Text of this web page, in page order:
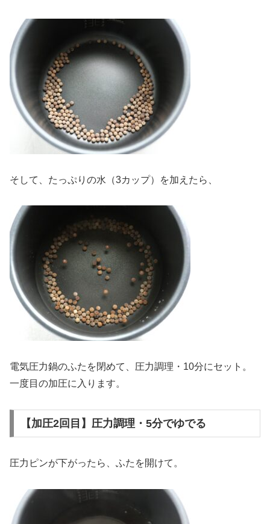
そして、たっぷりの水（3カップ）を加えたら、
電気圧力鍋のふたを閉めて、圧力調理・10分にセット。
一度目の加圧に入ります。
【加圧2回目】圧力調理・5分でゆでる
圧力ピンが下がったら、ふたを開けて。